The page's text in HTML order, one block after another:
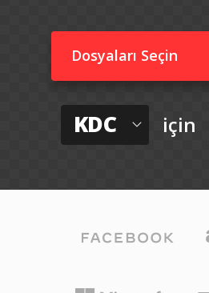
Dosyaları Seçin
KDC için